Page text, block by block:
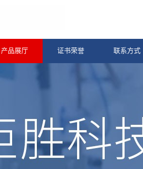
产品展厅 证书荣誉 联系方式